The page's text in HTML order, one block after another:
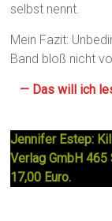
selbst nennt.
Mein Fazit:
Band bloß nicht
— Das will ich
Jennifer Estep:
Verlag GmbH
17,00 Euro.